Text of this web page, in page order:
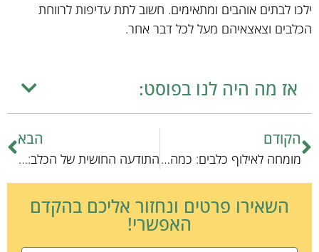
ילכו לבתים אוהבים ומתאימים. חשוב לתת עדיפות לרווחת
הכלבים וצאצאיהם מעל לכל דבר אחר.
אז מה היה לנו בפוסט:
הקודם
מומחה לאילוף כלבים: כמה זה עולה?
הבא
התודעה החושית של הכלב: למה הם מריחים אחד את השני
השאירו פרטים ונחזור אליכם בהקדם
האפשרי!